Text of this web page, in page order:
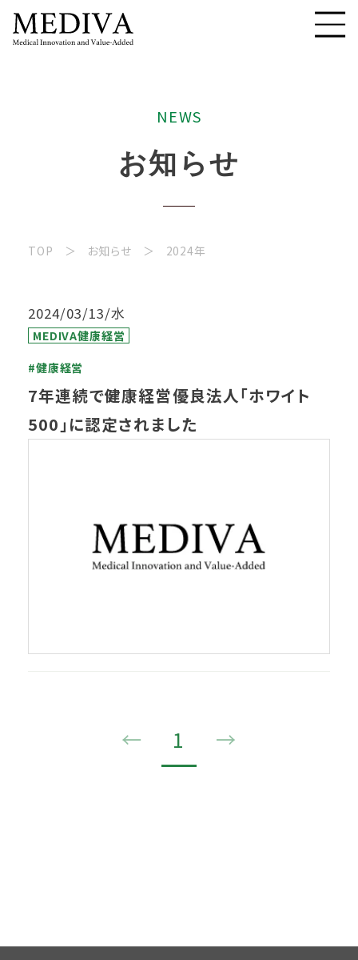
NEWS
お知 らせ
TOP お知らせ 2024年
2024/03/13/水
MEDIVA健康経営
#健康経営
7年連続で健康経営優良法人「ホワイト
500」に認定されました
← 1 →